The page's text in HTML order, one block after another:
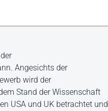
Angesichts der
wird der
Stand der Wissenschaft
USA und UK betrachtet und